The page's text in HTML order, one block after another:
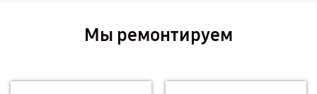
Мы ремонтируем